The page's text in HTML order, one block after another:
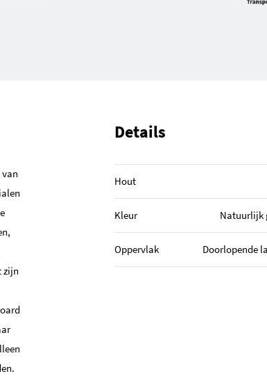
zijn
Details
Hout
Kleur Natuurlijk
Oppervlak Doorlopende